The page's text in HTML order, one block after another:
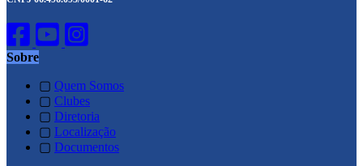
Sobre
▢ Quem Somos
▢ Clubes
▢ Diretoria
▢ Localização
▢ Documentos